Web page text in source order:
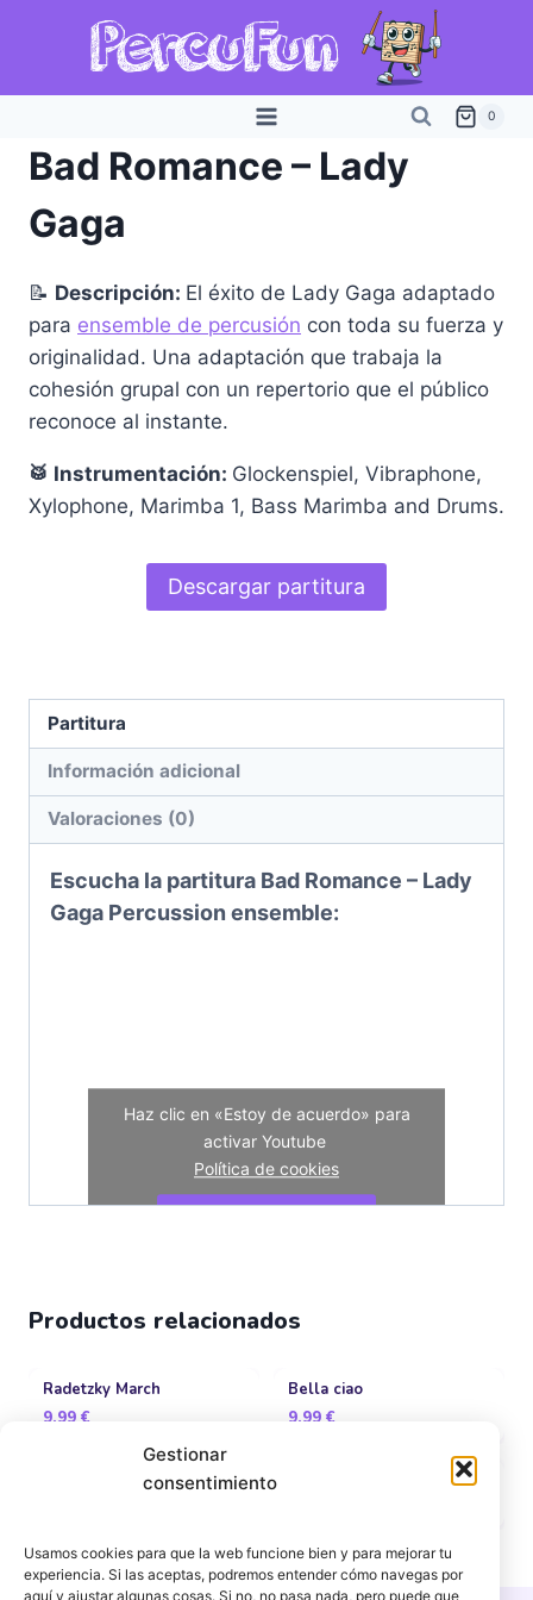
Gestionar
consentimiento
Usamos cookies para que la web funcione bien y para mejorar tu
experiencia. Si las aceptas, podremos entender cómo navegas por
aquí y ajustar algunas cosas. Si no, no pasa nada, pero puede que
contenido
0
Bad Romance – Lady
Gaga
📝 Descripción: El éxito de Lady Gaga adaptado
para ensemble de percusión con toda su fuerza y
originalidad. Una adaptación que trabaja la
cohesión grupal con un repertorio que el público
reconoce al instante.
🥁 Instrumentación: Glockenspiel, Vibraphone,
Xylophone, Marimba 1, Bass Marimba and Drums.
Descargar partitura
Partitura
Información adicional
Valoraciones (0)
Escucha la partitura Bad Romance – Lady
Gaga Percussion ensemble:
Haz clic en «Estoy de acuerdo» para
activar Youtube
Política de cookies
Productos relacionados
Radetzky March
9,99 €
Bella ciao
9,99 €
La Bamba - Los Lobos
Rudolph The Red-nosed